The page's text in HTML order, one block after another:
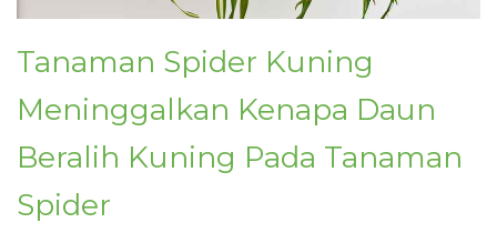
Tanaman Spider Kuning
Meninggalkan Kenapa Daun
Beralih Kuning Pada Tanaman
Spider